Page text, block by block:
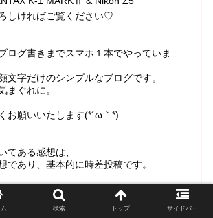
しければご覧ください♡
ログ書きまでスマホ１本でやっていま
文字だけのシンプルなブログです。
まぐれに。
お願いいたします(*´ω｀*)
てある感想は、
であり、基本的に時差投稿です。
字は、掲載回数です。
ブログ…記憶が消えないようにする為
から継続した数字となっております。)
検索 トップ サイドバー